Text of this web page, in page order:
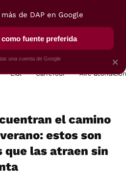
VEGUI
Lidl Carrefour Aire
el camino
estos son
que las atraen sin
×
de DAP en Google
fuente preferida
una cuenta de Google